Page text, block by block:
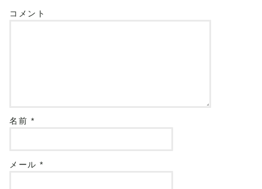
コメント
名前 *
メール*